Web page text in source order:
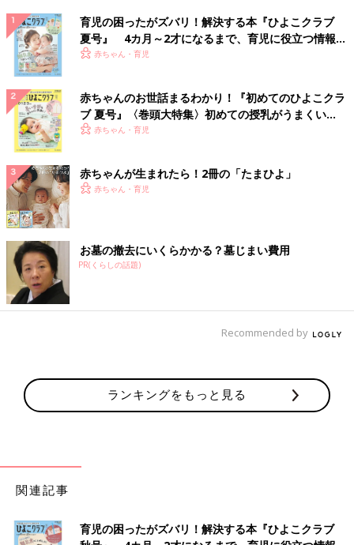
育児の困ったがズバリ！解決する本『ひよこクラブ
夏号』 4カ月～2才になるまで、育児に役立つ情報が
いっぱい！
赤ちゃん・育児
赤ちゃんのお世話まるわかり！『初めてのひよこクラ
ブ 夏号』〈巻頭大特集〉初めての授乳がうまくい
く！ おっぱい・ミルクの基本と夏のトラブル 解決テ
赤ちゃん・育児
赤ちゃんが生まれたら！2冊の「たまひよ」
赤ちゃん・育児
お墓の撤去にいくらかかる？墓じまい費用
PR(くらしの話題)
Recommended by
ランキングをもっと見る
関連記事
育児の困ったがズバリ！解決する本『ひよこクラブ